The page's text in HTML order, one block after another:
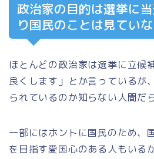
政治家の目的は選挙に
り国民のことは見てい
ほとんどの政治家は選挙に立候
良くします」とか言っているが
られているのか知らない人間だ
一部にはホントに国民のため、
を目指す愛国心のある人もいる